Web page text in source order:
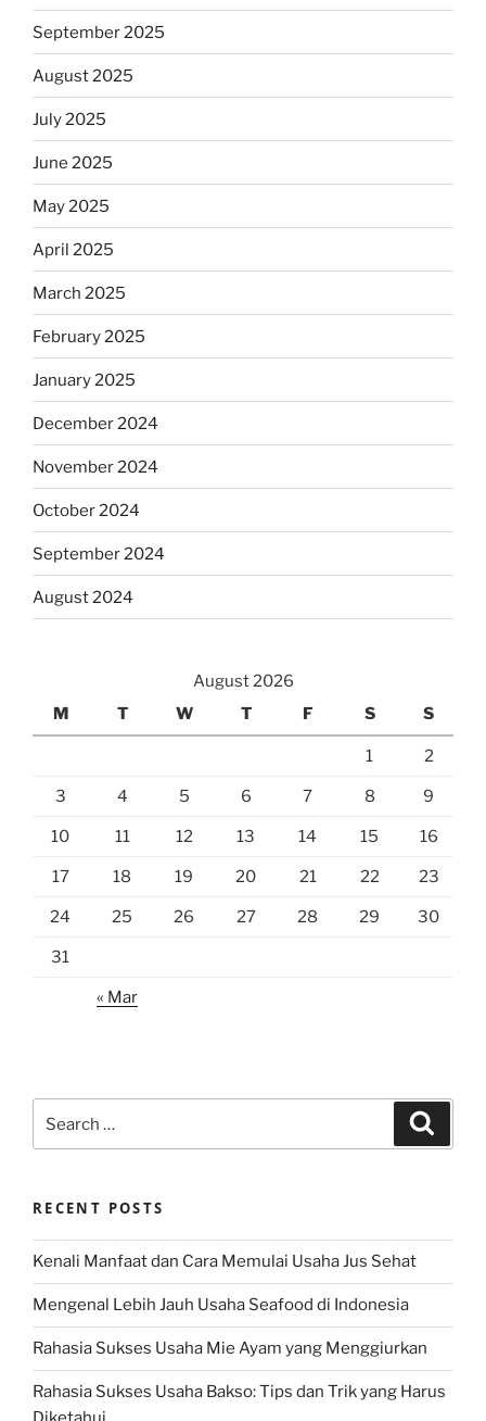
September 2025
August 2025
July 2025
June 2025
May 2025
April 2025
March 2025
February 2025
January 2025
December 2024
November 2024
October 2024
September 2024
August 2024
August 2026
M
T W T F S S
1 2
3 4 5 6 7 8 9
10 11 12 13 14 15 16
17 18 19 20 21 22 23
24 25 26 27 28 29 30
31
« Mar
for:
RECENT POSTS
Kenali Manfaat dan Cara Memulai Usaha Jus Sehat
Mengenal Lebih Jauh Usaha Seafood di Indonesia
Rahasia Sukses Usaha Mie Ayam yang Menggiurkan
Rahasia Sukses Usaha Bakso: Tips dan Trik yang Harus